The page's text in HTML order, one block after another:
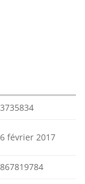
février 2017